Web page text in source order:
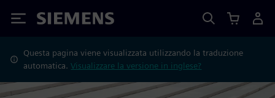
Siemens
Questa pagina viene visualizzata utilizzando la traduzione
automatica.Visualizzare la versione in inglese?